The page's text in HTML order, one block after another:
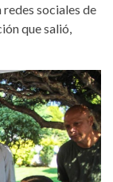
sociales de
que salió,